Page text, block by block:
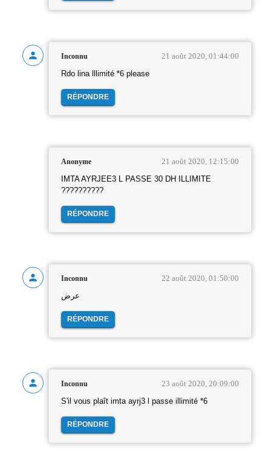
Inconnu 21 août 2020, 01:44:00
Rdo lina lllimité *6 please
RÉPONDRE
Anonyme 21 août 2020, 12:15:00
IMTA AYRJEE3 L PASSE 30 DH ILLIMITE
??????????
RÉPONDRE
Inconnu 22 août 2020, 01:50:00
عرض
RÉPONDRE
Inconnu 23 août 2020, 20:09:00
S'il vous plaît imta ayrj3 l passe illimité *6
RÉPONDRE